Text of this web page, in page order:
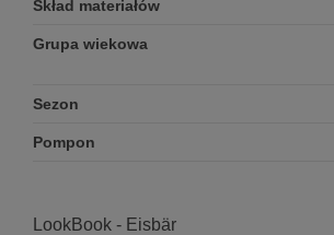
Skład materiałów
Grupa wiekowa
Sezon
Pompon
LookBook - Eisbär